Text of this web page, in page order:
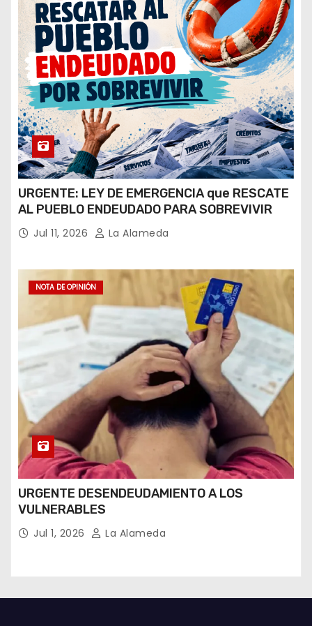
URGENTE: LEY DE EMERGENCIA que RESCATE
AL PUEBLO ENDEUDADO PARA SOBREVIVIR
Jul 11, 2026 La Alameda
NOTA DE OPINIÓN
URGENTE DESENDEUDAMIENTO A LOS
VULNERABLES
Jul 1, 2026 La Alameda